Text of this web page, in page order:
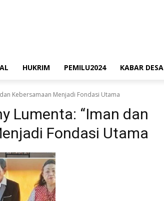
HUKRIM PEMILU2024 KABAR DESA
Kebersamaan Menjadi Fondasi Utama
Lumenta: “Iman dan
Fondasi Utama